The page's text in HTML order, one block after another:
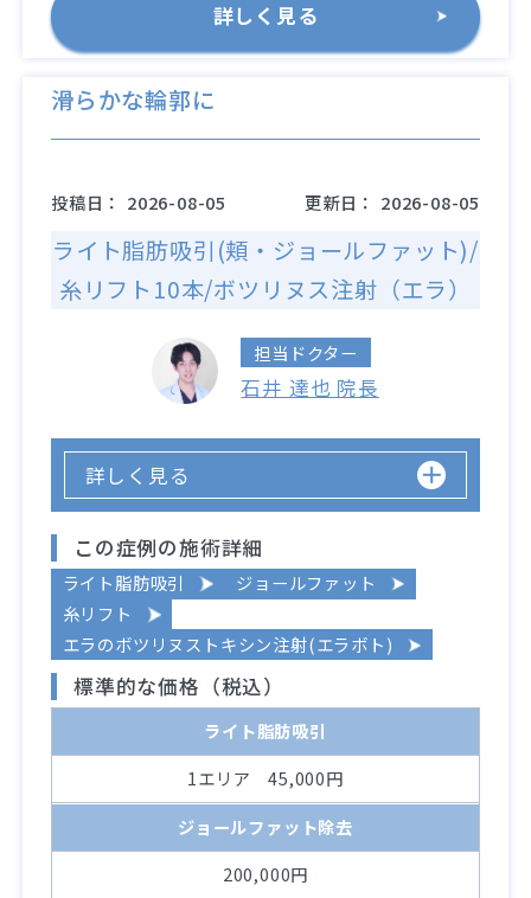
詳しく見る
滑らかな輪郭に
投稿日： 2026-08-05 更新日： 2026-08-05
ライト脂肪吸引(頬・ジョールファット)/
糸リフト10本/ボツリヌス注射（エラ）
担当ドクター
石井 達也 院長
詳しく見る
この症例の施術詳細
ライト脂肪吸引
ジョールファット
糸リフト
エラのボツリヌストキシン注射(エラボト)
標準的な価格（税込）
ライト脂肪吸引
1エリア 45,000円
ジョールファット除去
200,000円